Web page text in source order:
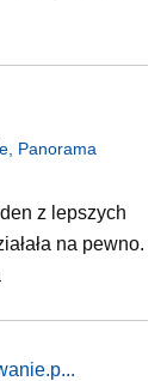
Panorama
z lepszych
na pewno.